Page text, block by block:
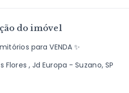
do imóvel
para VENDA ✨
Flores , Jd Europa - Suzano, SP